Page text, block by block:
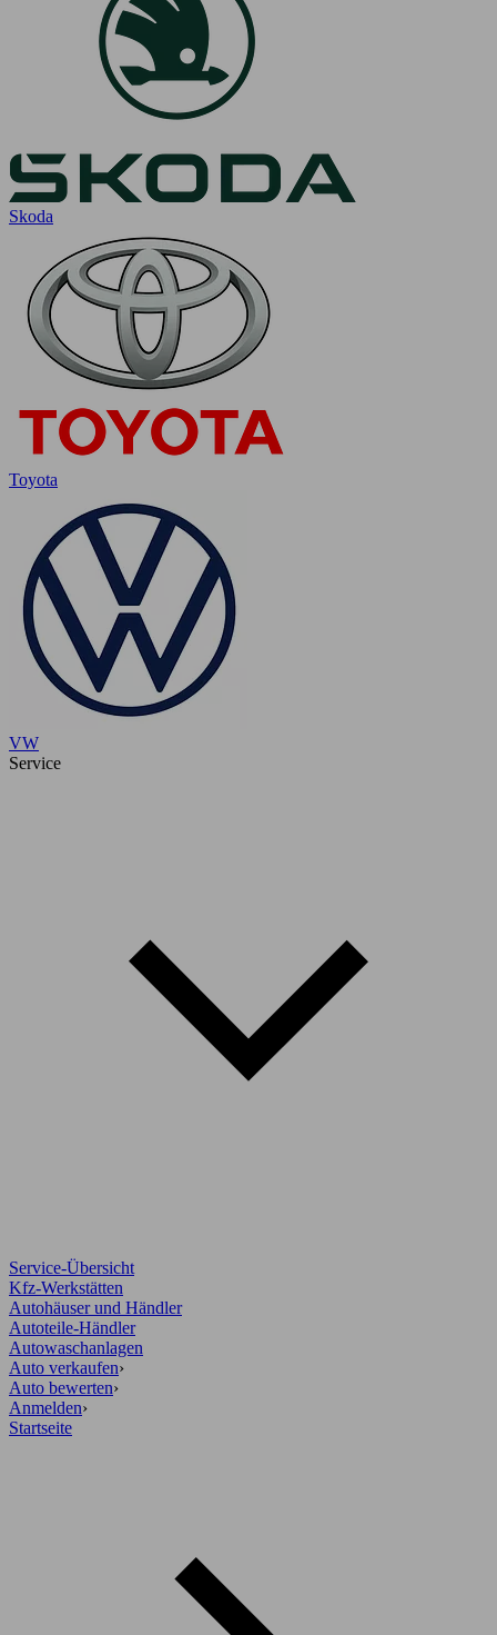
Skoda
Toyota
VW
Service
Service-Übersicht
Kfz-Werkstätten
Autohäuser und Händler
Autoteile-Händler
Autowaschanlagen
Auto verkaufen›
Auto bewerten›
Anmelden›
Startseite